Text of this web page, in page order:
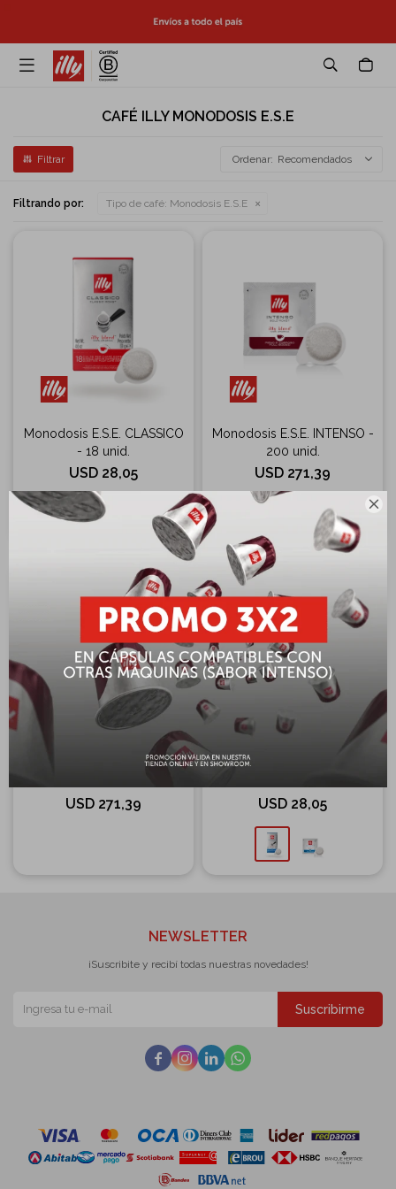


CAFÉ ILLY MONODOSIS E.S.E
Recomendados
Filtrando por: Tipo de café: Monodosis E.S.E
Monodosis E.S.E. CLASSICO
- 18 unid.
USD 28,05
Monodosis E.S.E. INTENSO -
200 unid.
USD 271,39
Monodosis E.S.E. LUNGO -
USD 271,39
Monodosis E.S.E.
USD 28,05
NEWSLETTER
¡Suscribite y recibí todas nuestras novedades!
Suscribirme
   